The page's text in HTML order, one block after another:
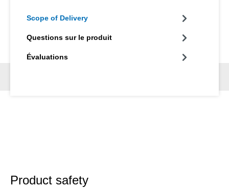
Scope of Delivery
Questions sur le produit
Évaluations
Product safety